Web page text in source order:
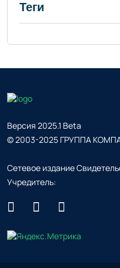
Теги
Версия 2025.1 Beta
© 2003-2025 ГРУППА
Сетевое издание
Учредитель: